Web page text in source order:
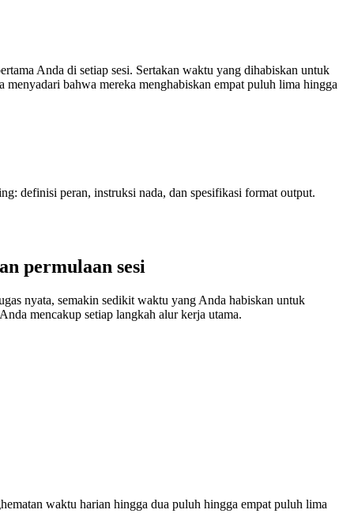
Anda di setiap sesi. Sertakan waktu yang dihabiskan untuk
bahwa mereka menghabiskan empat puluh lima hingga
definisi peran, instruksi nada, dan spesifikasi format output.
permulaan sesi
nyata, semakin sedikit waktu yang Anda habiskan untuk
mencakup setiap langkah alur kerja utama.
waktu harian hingga dua puluh hingga empat puluh lima